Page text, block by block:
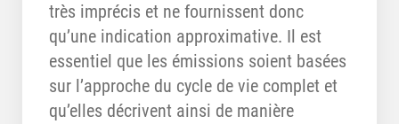
très imprécis et ne fournissent donc
qu’une indication approximative. Il est
essentiel que les émissions soient basées
sur l’approche du cycle de vie complet et
qu’elles décrivent ainsi de manière